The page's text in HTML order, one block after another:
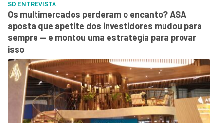
SD ENTREVISTA
Os multimercados perderam o encanto? ASA
aposta que apetite dos investidores mudou para
sempre — e montou uma estratégia para provar
isso